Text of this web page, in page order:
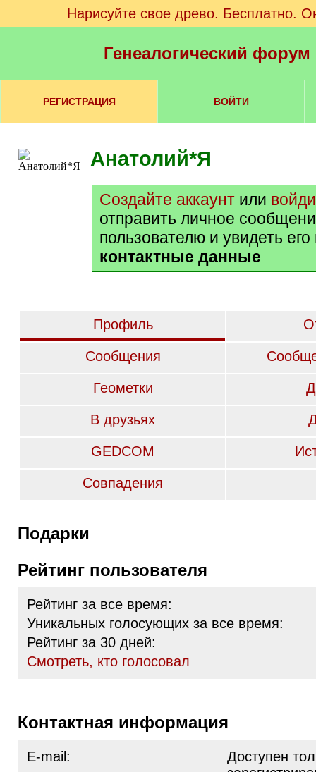
Нарисуйте свое древо. Бесплатно.
Генеалогический
РЕГИСТРАЦИЯ ВОЙТИ
Анатолий*Я
Создайте аккаунт или
отправить личное
пользователю и увидеть
контактные данные
Профиль
Сообщения
Геометки
В друзьях
GEDCOM
Совпадения
Подарки
Рейтинг пользователя
Рейтинг за все время:
Уникальных голосующих за все время:
Рейтинг за 30 дней:
Cмотреть, кто голосовал
Контактная информация
E-mail:
Доступен